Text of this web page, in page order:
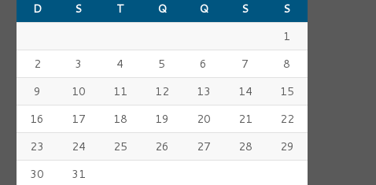
D S T Q Q S
S
1
2
3 4 5 6 7
8
9
10 11 12 13 14
15
16
17 18 19 20 21
22
23
24 25 26 27 28
29
30
31